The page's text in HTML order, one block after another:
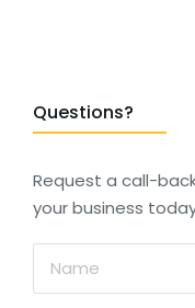
Questions?
Request a call-
your business